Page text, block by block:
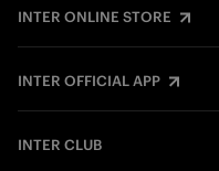
INTER ONLINE STORE
INTER OFFICIAL APP
INTER CLUB